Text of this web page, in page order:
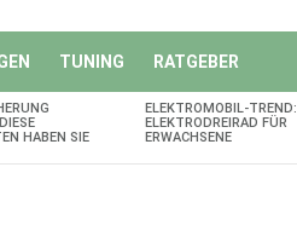
TUNING RATGEBER
HABEN SIE
ELEKTROMOBIL-TREND:
ELEKTRODREIRAD FÜR
ERWACHSENE